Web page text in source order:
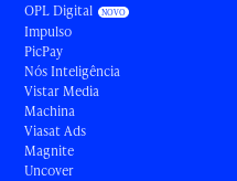
OPL Digital
Impulso
PicPay
Nós Inteligência
Vistar Media
Machina
Viasat Ads
Magnite
Uncover